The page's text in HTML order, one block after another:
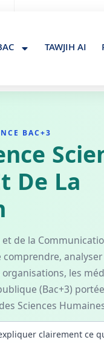
TAWJIH AI
BAC+3
De La
et de la
les
(Bac+3)
Sciences
clairement ce